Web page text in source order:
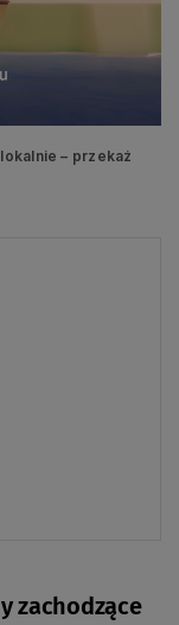
– przekaż
zachodzące